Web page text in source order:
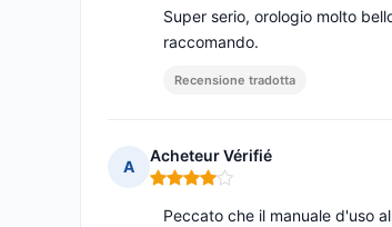
Super serio, orologio molto
raccomando.
Recensione tradotta
A
Acheteur Vérifié
Nota: 4 su 5
Peccato che il manuale d'uso